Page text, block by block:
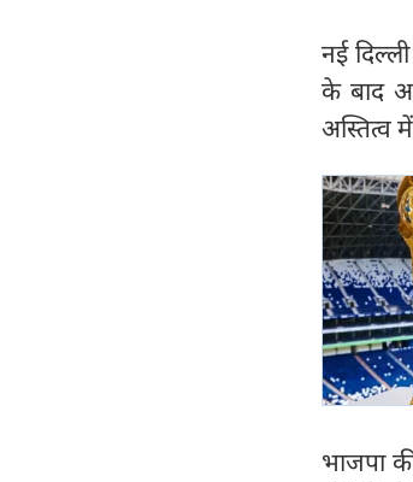
नई
के बाद
अस्तित्व
भाजपा